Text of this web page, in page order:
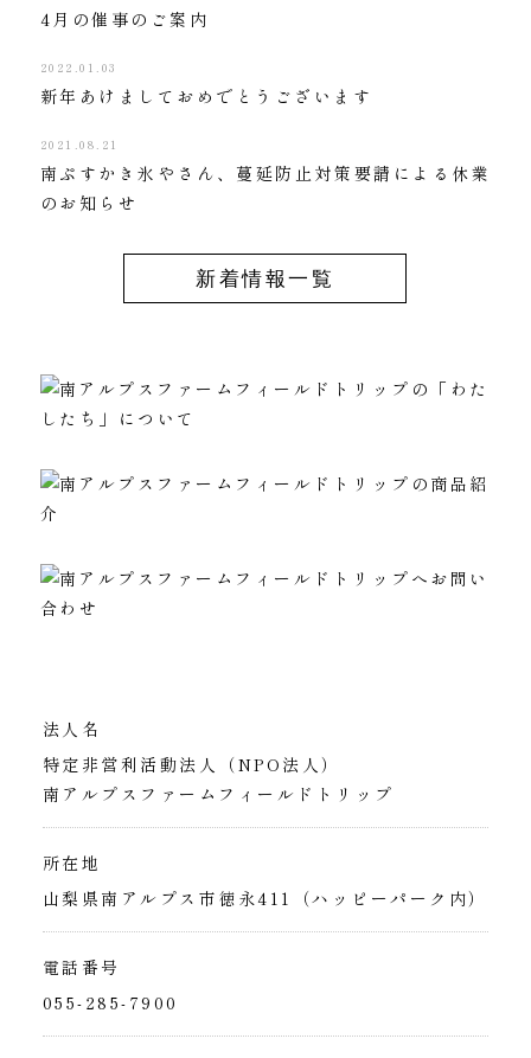
4月の催事のご案内
2022.01.03
新年あけましておめでとうございます
2021.08.21
南ぷすかき氷やさん、蔓延防止対策要請による休業
のお知らせ
新着情報一覧
法人名
特定非営利活動法人（NPO法人）
南アルプスファームフィールドトリップ
所在地
山梨県南アルプス市徳永411（ハッピーパーク内）
電話番号
055-285-7900